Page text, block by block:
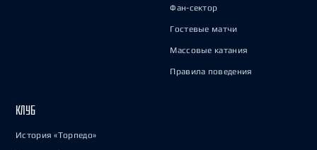
Фан-сектор
Гостевые матчи
Массовые катания
Правила поведения
КЛУБ
История «Торпедо»